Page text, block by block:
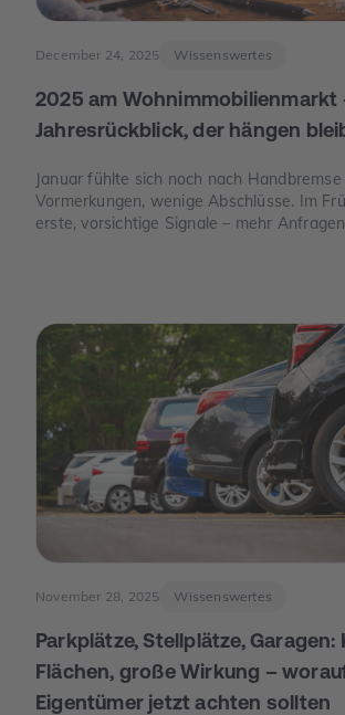
December 24, 2025 Wissenswertes
2025 am Wohnimmobilienmarkt
Jahresrückblick, der hängen
Januar fühlte sich noch nach Handbremse
Vormerkungen, wenige Abschlüsse. Im
erste, vorsichtige Signale – mehr
mehr „Was ist wirklich möglich?“.
November 28, 2025 Wissenswertes
Parkplätze, Stellplätze, Garagen:
Flächen, große Wirkung –
Eigentümer jetzt achten sollten